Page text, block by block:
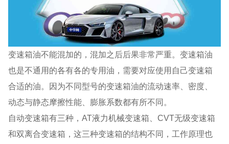
变速箱油不能混加的，混加之后后果非常严重。变速箱油
也是不通用的各有各的专用油，需要对应使用自己变速箱
合适的油。因为不同型号的变速箱油的流动速率、密度、
动态与静态摩擦性能、膨胀系数都有所不同。
自动变速箱有三种，AT液力机械变速箱、CVT无级变速箱
和双离合变速箱，这三种变速箱的结构不同，工作原理也